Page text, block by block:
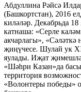
Абдуллина Рәйсә
(Башкортстан), 2016
киләләр. Декабрьда
катнаша: «Серле
акчарлагы», «Сәләткә
җиңүчесе. Шулай ук
яулады. Иҗат
«Шәһри Казан»да
территория
«Волонтеры победы»